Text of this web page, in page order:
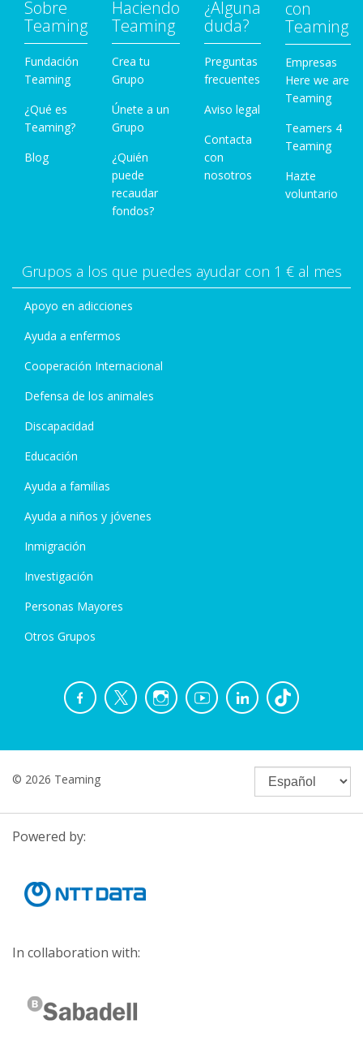
Sobre
Teaming
Fundación
Teaming
¿Qué es
Teaming?
Blog
Haciendo
Teaming
Crea tu
Grupo
Únete a un
Grupo
¿Quién
puede
recaudar
fondos?
¿Alguna
duda?
Preguntas
frecuentes
Aviso legal
Contacta
con
nosotros
con
Teaming
Empresas
Here we are
Teaming
Teamers 4
Teaming
Hazte
voluntario
Grupos a los que puedes ayudar con 1 € al mes
Apoyo en adicciones
Ayuda a enfermos
Cooperación Internacional
Defensa de los animales
Discapacidad
Educación
Ayuda a familias
Ayuda a niños y jóvenes
Inmigración
Investigación
Personas Mayores
Otros Grupos
© 2026 Teaming
Powered by:
In collaboration with: